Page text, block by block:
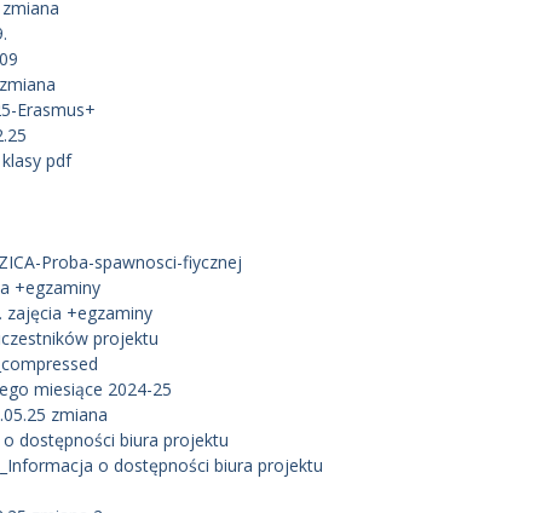
Erasmus+
pdf
Proba-spawnosci-fiycznej
+egzaminy
zajęcia +egzaminy
projektu
miesiące 2024-25
zmiana
o dostępności biura projektu
o dostępności biura projektu